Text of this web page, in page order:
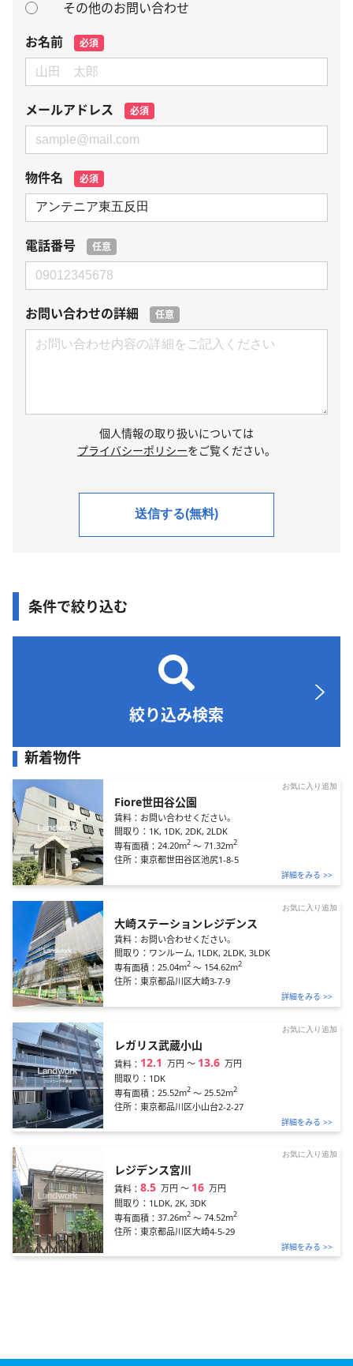
その他のお問い合わせ
お名前
必須
メールアドレス 必須
物件名 必須
電話番号 任意
お問い合わせの詳細 任意
個人情報の取り扱いについては
プライバシーポリシーをご覧ください。
条件で絞り込む
絞り込み検索
新着物件
お気に入り追加
Fiore世田谷公園
賃料： お問い合わせください。
間取り： 1K, 1DK, 2DK, 2LDK
専有面積：24.20m2 ～ 71.32m2
住所：東京都世田谷区池尻1-8-5
詳細をみる >>
お気に入り追加
大崎ステーションレジデンス
賃料： お問い合わせください。
間取り： ワンルーム, 1LDK, 2LDK, 3LDK
専有面積：25.04m2 ～ 154.62m2
住所：東京都品川区大崎3-7-9
詳細をみる >>
お気に入り追加
レガリス武蔵小山
賃料： 12.1 万円〜 13.6 万円
間取り： 1DK
専有面積：25.52m2 ～ 25.52m2
住所：東京都品川区小山台2-2-27
詳細をみる >>
お気に入り追加
レジデンス宮川
賃料：8.5 万円〜 16 万円
間取り： 1LDK, 2K, 3DK
専有面積：37.26m2 ～ 74.52m2
住所：東京都品川区大崎4-5-29
詳細をみる >>